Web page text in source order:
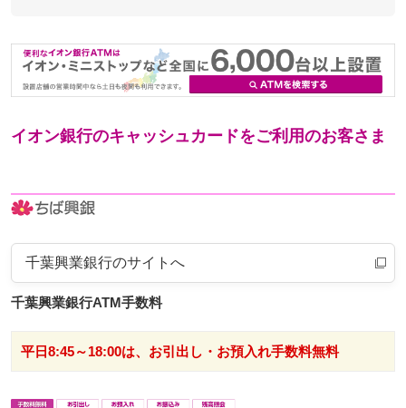
イオン銀行のキャッシュカードをご利用のお客さま
千葉興業銀行のサイトへ
千葉興業銀行ATM手数料
平日8:45～18:00は、お引出し・お預入れ手数料無料